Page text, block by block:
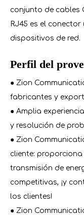
conjunto de cables
RJ45 es el
dispositivos de red.
Perfil del
● Zion
fabricantes y
● Amplia
y resolución de
● Zion
cliente:
transmisión de
competitivas, ¡y
los clientes!
● Zion